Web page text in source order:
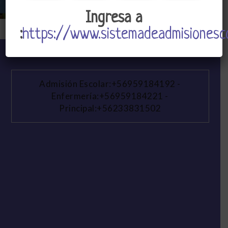
Admisión Escolar:+56959184192 -
Enfermería:+56959184221 -
Principal:+56233831502
Ingresa a
:https://